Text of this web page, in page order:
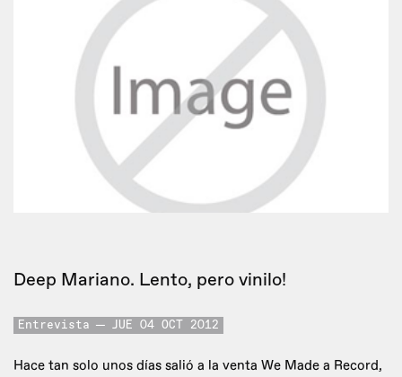
Deep Mariano. Lento, pero vinilo!
Entrevista JUE 04 OCT 2012
Hace tan solo unos días salió a la venta We Made a Record,